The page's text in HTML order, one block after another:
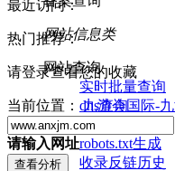
网站信息类
网站查询
实时批量查询
dns查询
nslookup查询
robots.txt生成
收录反链历史
最近访问：
热门推荐：
请登录查看您的收藏
当前位置：九游会国际-
请输入网址